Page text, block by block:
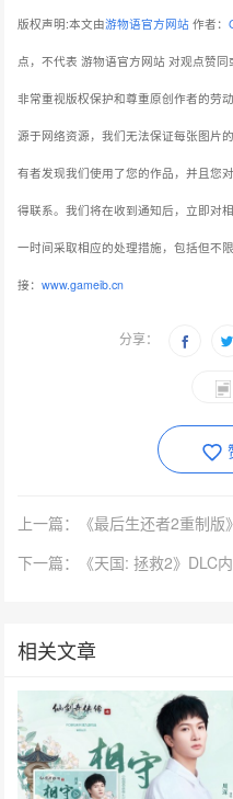
版权声明:本文由游物语官方网站 作者：
点，不代表 游物语官方网站 对观点赞同
非常重视版权保护和尊重原创作者的劳
源于网络资源，我们无法保证每张图片
有者发现我们使用了您的作品，并且您
得联系。我们将在收到通知后，立即对
一时间采取相应的处理措施，包括但不
接：www.gameib.cn
分享：
相关文章